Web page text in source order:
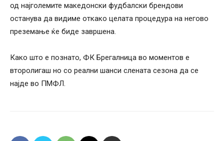
од најголемите македонски фудбалски брендови
останува да видиме откако целата процедура на негово
преземање ќе биде завршена.
Како што е познато, ФК Брегалница во моментов е
второлигаш но со реални шанси слената сезона да се
најде во ПМФЛ.